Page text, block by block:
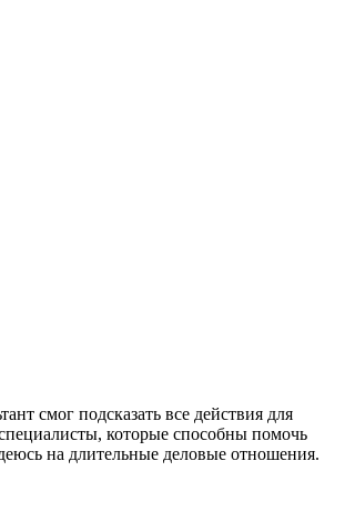
смог подсказать все действия для
которые способны помочь
на длительные деловые отношения.